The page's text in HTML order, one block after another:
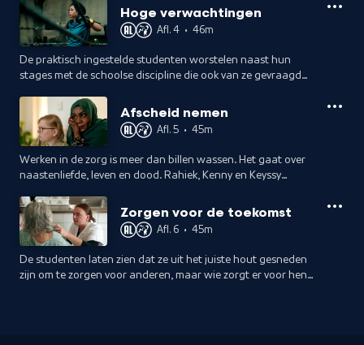
in de thuiszorg.
Hoge verwachtingen
Afl. 4 • 46m
De praktisch ingestelde studenten worstelen naast hun
stages met de schoolse discipline die ook van ze gevraagd
manier af kunnen maken.Afscheid nemen
Afl. 5 • 45m
Werken in de zorg is meer dan billen wassen. Het gaat over
naastenliefde, leven en dood. Rahiek, Kenny en Keyssy
Dat blijkt zwaarder dan verwacht.Zorgen voor de toekomst
Afl. 6 • 45m
De studenten laten zien dat ze uit het juiste hout gesneden
zijn om te zorgen voor anderen, maar wie zorgt er voor hen